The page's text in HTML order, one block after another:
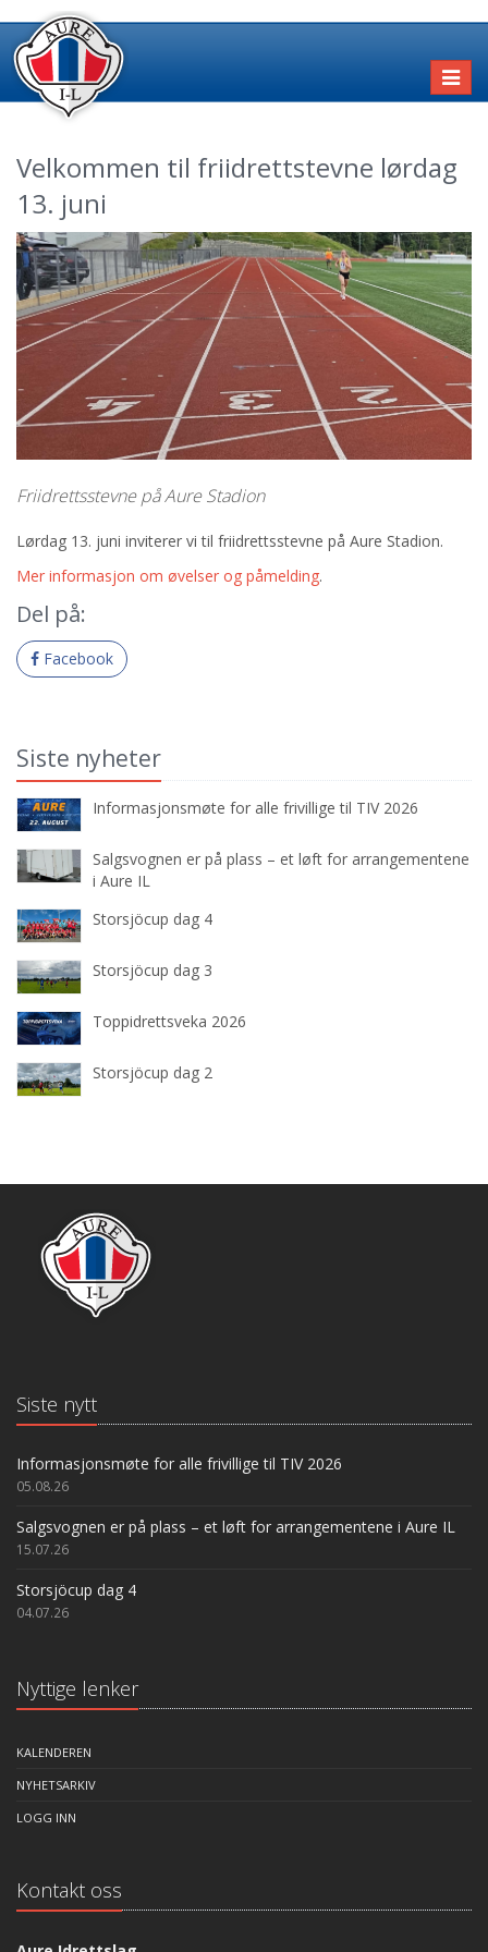
Velkommen til friidrettstevne lørdag
13. juni
Friidrettsstevne på Aure Stadion
Lørdag 13. juni inviterer vi til friidrettsstevne på Aure Stadion.
Mer informasjon om øvelser og påmelding.
Del på:
Facebook
Siste nyheter
Informasjonsmøte for alle frivillige til TIV 2026
Salgsvognen er på plass – et løft for arrangementene
i Aure IL
Storsjöcup dag 4
Storsjöcup dag 3
Toppidrettsveka 2026
Storsjöcup dag 2
Siste nytt
Informasjonsmøte for alle frivillige til TIV 2026
05.08.26
Salgsvognen er på plass – et løft for arrangementene i Aure IL
15.07.26
Storsjöcup dag 4
04.07.26
Nyttige lenker
KALENDEREN
NYHETSARKIV
LOGG INN
Kontakt oss